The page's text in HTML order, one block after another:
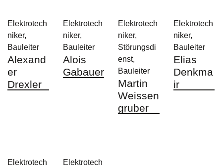
Elektrotech
niker,
Bauleiter
Alexand
er
Drexler
Elektrotech
niker,
Bauleiter
Alois
Gabauer
Elektrotech
niker,
Störungsdi
enst,
Bauleiter
Martin
Weissen
gruber
Elektrotech
niker,
Bauleiter
Elias
Denkma
ir
Elektrotech
Elektrotech